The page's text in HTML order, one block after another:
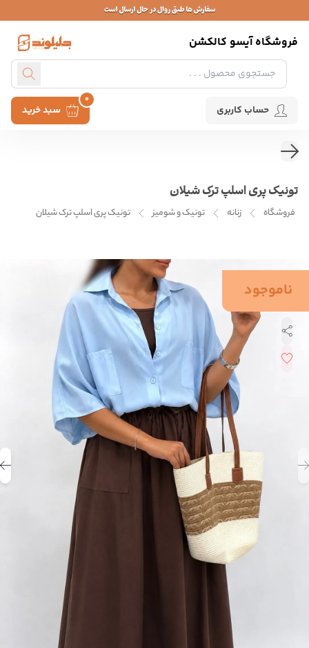
فروشگاه آیسو کالکشن
حساب کاربری سبد خرید
0
تونیک پری اسلپ ترک شیلان
فروشگاه زنانه تونیک و شومیز تونیک پری اسلپ ترک شیلان
ناموجود